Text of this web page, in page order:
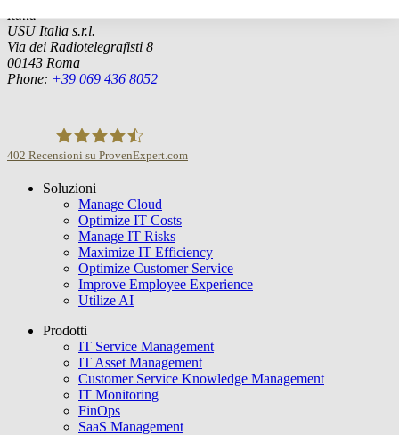
Italia
USU Italia s.r.l.
Via dei Radiotelegrafisti 8
00143 Roma
Phone: +39 069 436 8052
USU GmbH
402 Recensioni su ProvenExpert.com
Soluzioni
Manage Cloud
Optimize IT Costs
Manage IT Risks
Maximize IT Efficiency
Optimize Customer Service
Improve Employee Experience
Utilize AI
Prodotti
IT Service Management
IT Asset Management
Customer Service Knowledge Management
IT Monitoring
FinOps
SaaS Management